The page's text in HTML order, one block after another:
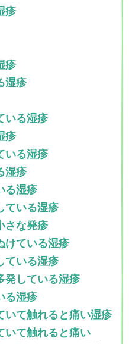
疹
疹
湿疹
いる湿疹
疹
いる湿疹
湿疹
る湿疹
ている湿疹
さな発疹
けている湿疹
ている湿疹
発している湿疹
る湿疹
いて触れると痛い湿疹
いて触れると痛い